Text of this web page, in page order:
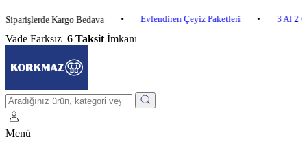
Kargo Bedava • Evlendiren Çeyiz Paketleri • 3 Al 2 Öde
Vade Farksız 6 Taksit İmkanı
Menü